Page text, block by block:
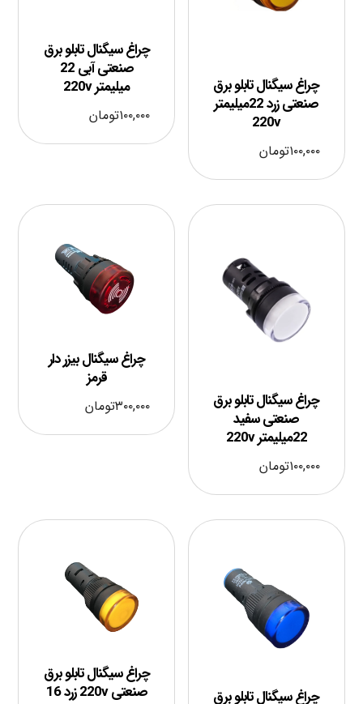
چراغ سیگنال تابلو برق
صنعتی زرد 22میلیمتر
220v
۱۰۰,۰۰۰تومان
چراغ سیگنال تابلو برق
صنعتی آبی 22
میلیمتر 220v
۱۰۰,۰۰۰تومان
چراغ سیگنال تابلو برق
صنعتی سفید
22میلیمتر 220v
۱۰۰,۰۰۰تومان
چراغ سیگنال بیزر دار
قرمز
۳۰۰,۰۰۰تومان
چراغ سیگنال تابلو برق
چراغ سیگنال تابلو برق
صنعتی 220v زرد 16